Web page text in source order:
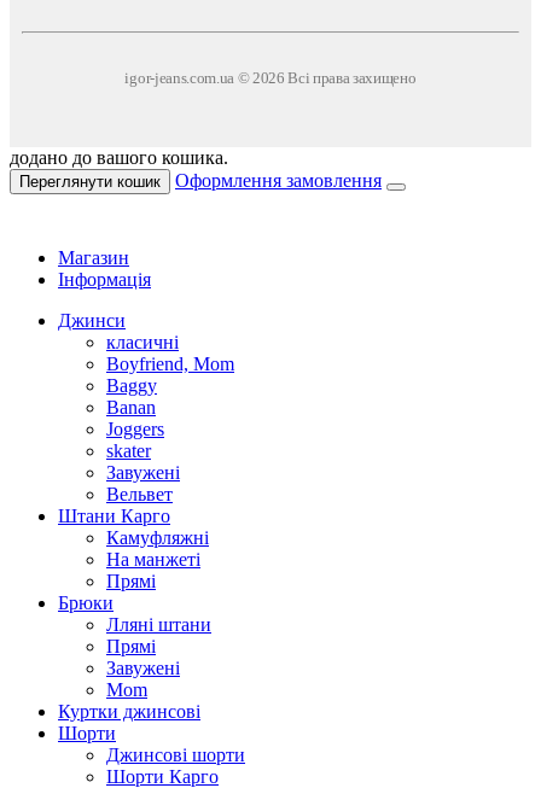
igor-jeans.com.ua © 2026 Всі права захищено
додано до вашого кошика.
Переглянути кошик Оформлення замовлення
Магазин
Інформація
Джинси
класичні
Boyfriend, Mom
Baggy
Banan
Joggers
skater
Завужені
Вельвет
Штани Карго
Камуфляжні
На манжеті
Прямі
Брюки
Лляні штани
Прямі
Завужені
Mom
Куртки джинсові
Шорти
Джинсові шорти
Шорти Карго